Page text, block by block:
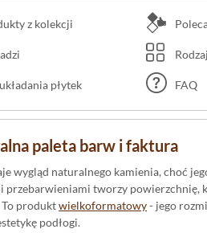
z kolekcji
płytek FAQ
paleta barw i faktura
wygląd naturalnego kamienia, choć
przebarwieniami tworzy powierzchnię,
produktwielkoformatowy- jego
podłogi.